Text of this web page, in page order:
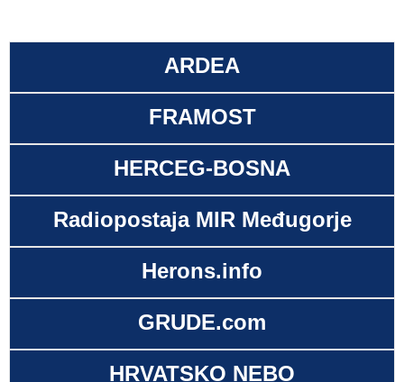
ARDEA
FRAMOST
HERCEG-BOSNA
Radiopostaja MIR Međugorje
Herons.info
GRUDE.com
HRVATSKO NEBO